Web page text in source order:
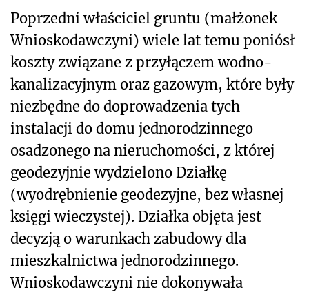
Poprzedni właściciel gruntu (małżonek
Wnioskodawczyni) wiele lat temu poniósł
koszty związane z przyłączem wodno-
kanalizacyjnym oraz gazowym, które były
niezbędne do doprowadzenia tych
instalacji do domu jednorodzinnego
osadzonego na nieruchomości, z której
geodezyjnie wydzielono Działkę
(wyodrębnienie geodezyjne, bez własnej
księgi wieczystej). Działka objęta jest
decyzją o warunkach zabudowy dla
mieszkalnictwa jednorodzinnego.
Wnioskodawczyni nie dokonywała